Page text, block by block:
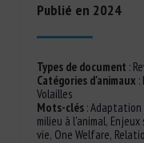
Publié en 2024
Types de document :
Catégories d'animaux :
Volailles
Mots-clés:Adaptation
milieu à l'animal,
vie, One Welfare,